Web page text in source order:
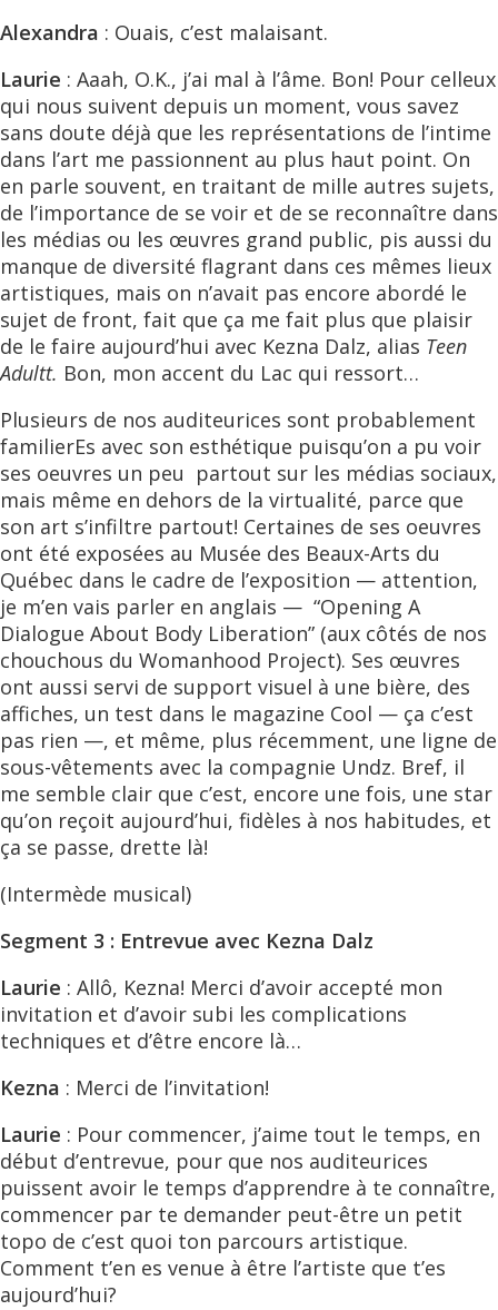
Alexandra : Ouais, c’est malaisant.
Laurie : Aaah, O.K., j’ai mal à l’âme. Bon! Pour celleux
qui nous suivent depuis un moment, vous savez
sans doute déjà que les représentations de l’intime
dans l’art me passionnent au plus haut point. On
en parle souvent, en traitant de mille autres sujets,
de l’importance de se voir et de se reconnaître dans
les médias ou les œuvres grand public, pis aussi du
manque de diversité flagrant dans ces mêmes lieux
artistiques, mais on n’avait pas encore abordé le
sujet de front, fait que ça me fait plus que plaisir
de le faire aujourd’hui avec Kezna Dalz, alias Teen
Adultt. Bon, mon accent du Lac qui ressort…
Plusieurs de nos auditeurices sont probablement
familierEs avec son esthétique puisqu’on a pu voir
ses oeuvres un peu partout sur les médias sociaux,
mais même en dehors de la virtualité, parce que
son art s’infiltre partout! Certaines de ses oeuvres
ont été exposées au Musée des Beaux-Arts du
Québec dans le cadre de l’exposition — attention,
je m’en vais parler en anglais — “Opening A
Dialogue About Body Liberation” (aux côtés de nos
chouchous du Womanhood Project). Ses œuvres
ont aussi servi de support visuel à une bière, des
affiches, un test dans le magazine Cool — ça c’est
pas rien —, et même, plus récemment, une ligne de
sous-vêtements avec la compagnie Undz. Bref, il
me semble clair que c’est, encore une fois, une star
qu’on reçoit aujourd’hui, fidèles à nos habitudes, et
ça se passe, drette là!
(Intermède musical)
Segment 3 : Entrevue avec Kezna Dalz
Laurie : Allô, Kezna! Merci d’avoir accepté mon
invitation et d’avoir subi les complications
techniques et d’être encore là…
Kezna : Merci de l’invitation!
Laurie : Pour commencer, j’aime tout le temps, en
début d’entrevue, pour que nos auditeurices
puissent avoir le temps d’apprendre à te connaître,
commencer par te demander peut-être un petit
topo de c’est quoi ton parcours artistique.
Comment t’en es venue à être l’artiste que t’es
aujourd’hui?